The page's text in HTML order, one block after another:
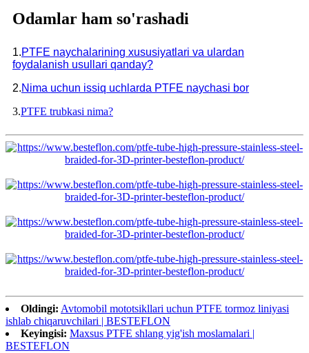
Odamlar ham so'rashadi
1.PTFE naychalarining xususiyatlari va ulardan
foydalanish usullari qanday?
2.Nima uchun issiq uchlarda PTFE naychasi bor
3.PTFE trubkasi nima?
Oldingi: Avtomobil mototsikllari uchun PTFE tormoz liniyasi
ishlab chiqaruvchilari | BESTEFLON
Keyingisi: Maxsus PTFE shlang yig'ish moslamalari |
BESTEFLON